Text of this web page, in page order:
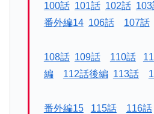
100話 101話 102話 103
番外編14 106話 107話
108話 109話 110話
編
112話後編 113話
番外編15 115話 116話